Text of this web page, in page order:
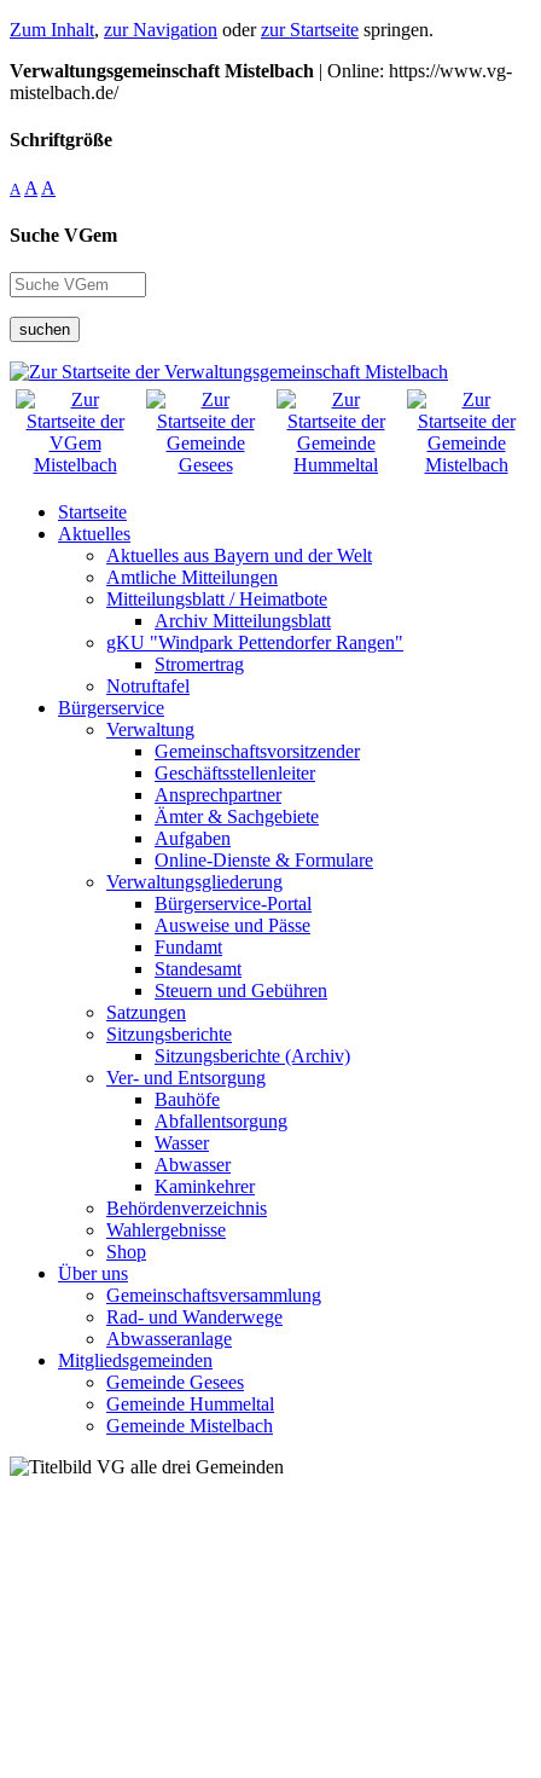
Zum Inhalt, zur Navigation oderzur Startseite springen.
Verwaltungsgemeinschaft Mistelbach | Online: https://www.vg-
mistelbach.de/
Schriftgröße
A A A
Suche VGem
suchen
Startseite
Aktuelles
Aktuelles aus Bayern und der Welt
Amtliche Mitteilungen
Mitteilungsblatt / Heimatbote
Archiv Mitteilungsblatt
gKU "Windpark Pettendorfer Rangen"
Stromertrag
Notruftafel
Bürgerservice
Verwaltung
Gemeinschaftsvorsitzender
Geschäftsstellenleiter
Ansprechpartner
Ämter & Sachgebiete
Aufgaben
Online-Dienste & Formulare
Verwaltungsgliederung
Bürgerservice-Portal
Ausweise und Pässe
Fundamt
Standesamt
Steuern und Gebühren
Satzungen
Sitzungsberichte
Sitzungsberichte (Archiv)
Ver- und Entsorgung
Bauhöfe
Abfallentsorgung
Wasser
Abwasser
Kaminkehrer
Behördenverzeichnis
Wahlergebnisse
Shop
Über uns
Gemeinschaftsversammlung
Rad- und Wanderwege
Abwasseranlage
Mitgliedsgemeinden
Gemeinde Gesees
Gemeinde Hummeltal
Gemeinde Mistelbach